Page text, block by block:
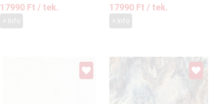
17990 Ft / tek.
+ Info
17990 Ft / tek.
+ Info